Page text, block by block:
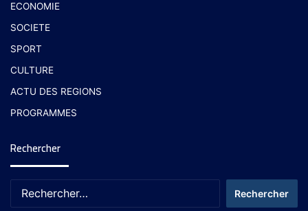
ECONOMIE
SOCIETE
SPORT
CULTURE
ACTU DES REGIONS
PROGRAMMES
Rechercher